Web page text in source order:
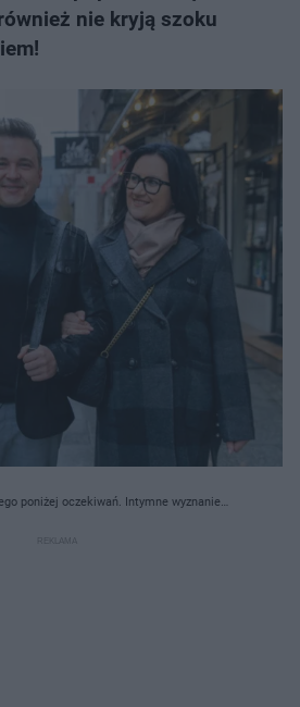
nie kryją szoku
poniżej oczekiwań. Intymne wyznanie